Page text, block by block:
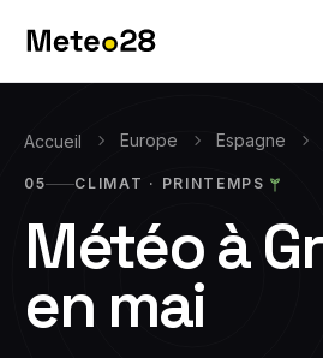
Accueil Europe Espagne
05 CLIMAT · PRINTEMPS
Météo à
en mai